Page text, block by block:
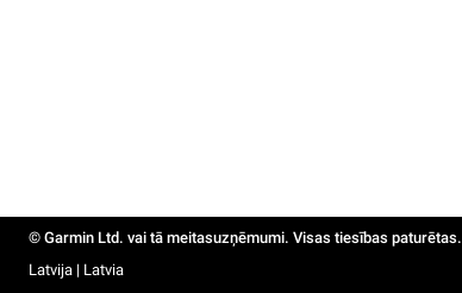
© Garmin Ltd. vai tā meitasuzņēmumi. Visas tiesības paturētas.
Latvija | Latvia